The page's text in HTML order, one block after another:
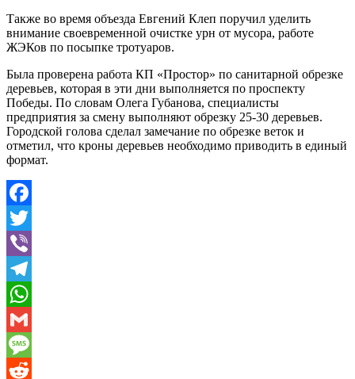
Также во время объезда Евгений Клеп поручил уделить
внимание своевременной очистке урн от мусора, работе
ЖЭКов по посыпке тротуаров.
Была проверена работа КП «Простор» по санитарной обрезке
деревьев, которая в эти дни выполняется по проспекту
Победы. По словам Олега Губанова, специалисты
предприятия за смену выполняют обрезку 25-30 деревьев.
Городской голова сделал замечание по обрезке веток и
отметил, что кроны деревьев необходимо приводить в единый
формат.
Facebook
Twitter
Viber
Telegram
WhatsApp
Gmail
Message